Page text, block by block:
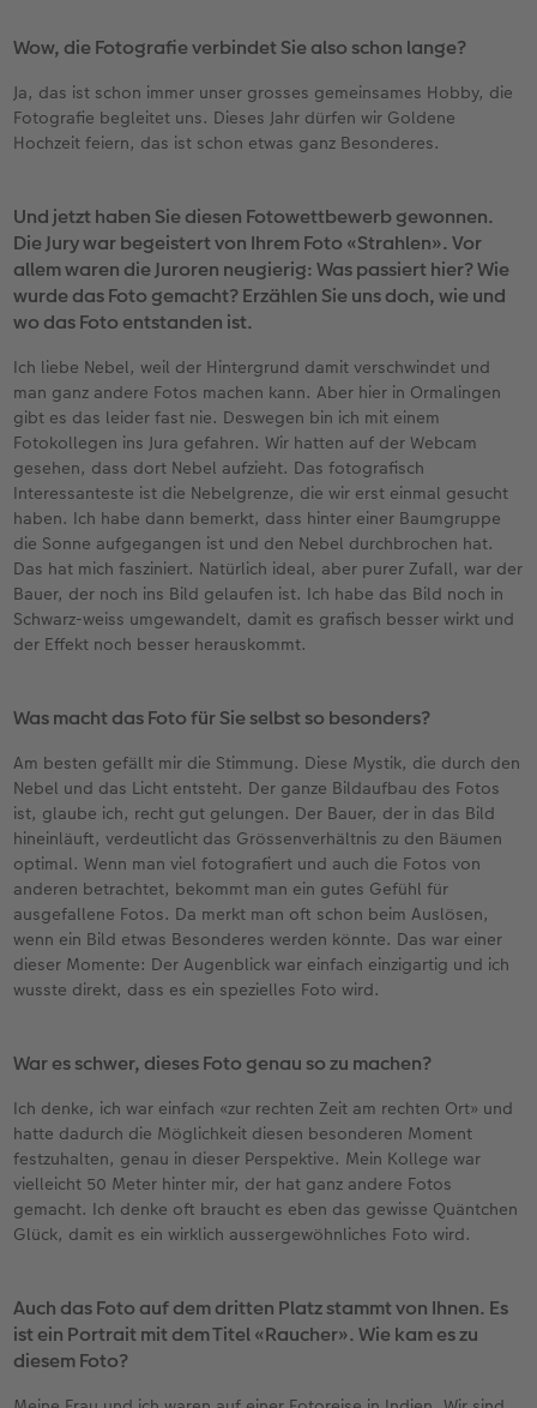
Wow, die Fotografie verbindet Sie also schon lange?
Ja, das ist schon immer unser grosses gemeinsames Hobby, die
Fotografie begleitet uns. Dieses Jahr dürfen wir Goldene
Hochzeit feiern, das ist schon etwas ganz Besonderes.
Und jetzt haben Sie diesen Fotowettbewerb gewonnen.
Die Jury war begeistert von Ihrem Foto «Strahlen». Vor
allem waren die Juroren neugierig: Was passiert hier? Wie
wurde das Foto gemacht? Erzählen Sie uns doch, wie und
wo das Foto entstanden ist.
Ich liebe Nebel, weil der Hintergrund damit verschwindet und
man ganz andere Fotos machen kann. Aber hier in Ormalingen
gibt es das leider fast nie. Deswegen bin ich mit einem
Fotokollegen ins Jura gefahren. Wir hatten auf der Webcam
gesehen, dass dort Nebel aufzieht. Das fotografisch
Interessanteste ist die Nebelgrenze, die wir erst einmal gesucht
haben. Ich habe dann bemerkt, dass hinter einer Baumgruppe
die Sonne aufgegangen ist und den Nebel durchbrochen hat.
Das hat mich fasziniert. Natürlich ideal, aber purer Zufall, war der
Bauer, der noch ins Bild gelaufen ist. Ich habe das Bild noch in
Schwarz-weiss umgewandelt, damit es grafisch besser wirkt und
der Effekt noch besser herauskommt.
Was macht das Foto für Sie selbst so besonders?
Am besten gefällt mir die Stimmung. Diese Mystik, die durch den
Nebel und das Licht entsteht. Der ganze Bildaufbau des Fotos
ist, glaube ich, recht gut gelungen. Der Bauer, der in das Bild
hineinläuft, verdeutlicht das Grössenverhältnis zu den Bäumen
optimal. Wenn man viel fotografiert und auch die Fotos von
anderen betrachtet, bekommt man ein gutes Gefühl für
ausgefallene Fotos. Da merkt man oft schon beim Auslösen,
wenn ein Bild etwas Besonderes werden könnte. Das war einer
dieser Momente: Der Augenblick war einfach einzigartig und ich
wusste direkt, dass es ein spezielles Foto wird.
War es schwer, dieses Foto genau so zu machen?
Ich denke, ich war einfach «zur rechten Zeit am rechten Ort» und
hatte dadurch die Möglichkeit diesen besonderen Moment
festzuhalten, genau in dieser Perspektive. Mein Kollege war
vielleicht 50 Meter hinter mir, der hat ganz andere Fotos
gemacht. Ich denke oft braucht es eben das gewisse Quäntchen
Glück, damit es ein wirklich aussergewöhnliches Foto wird.
Auch das Foto auf dem dritten Platz stammt von Ihnen. Es
ist ein Portrait mit dem Titel «Raucher». Wie kam es zu
diesem Foto?